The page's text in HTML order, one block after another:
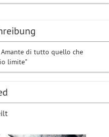
Amante di tutto quello che
limite"